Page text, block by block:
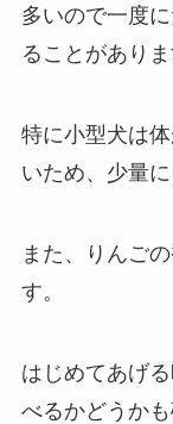
多いので一度
ることがありま
特に小型犬は
いため、少量
また、りんご
す。
はじめてあげ
べるかどうか